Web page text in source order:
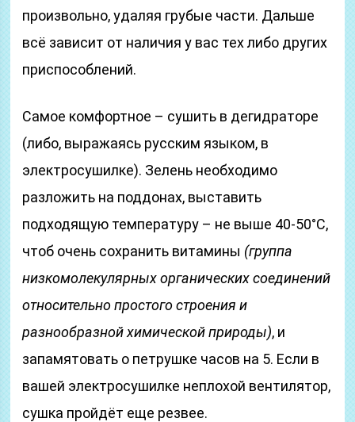
произвольно, удаляя грубые части. Дальше
всё зависит от наличия у вас тех либо других
приспособлений.
Самое комфортное – сушить в дегидраторе
(либо, выражаясь русским языком, в
электросушилке). Зелень необходимо
разложить на поддонах, выставить
подходящую температуру – не выше 40-50°С,
чтоб очень сохранить витамины (группа
низкомолекулярных органических соединений
относительно простого строения и
разнообразной химической природы), и
запамятовать о петрушке часов на 5. Если в
вашей электросушилке неплохой вентилятор,
сушка пройдёт еще резвее.